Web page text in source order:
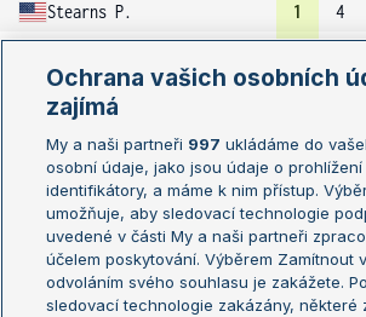
Stearns P.
1
4
Tararudee L.
Tagger L.
2
7
29.06.
16:45
1K
Osaka N. (14)
Jacquemot E.
2
0
6
1
29.06. 16:30 1K
Liu C.
Vandewinkel H.
2
1
4
6
Ochrana vašich osobních
zajímá
My a naši partneři 997 ukládáme do
osobní údaje, jako jsou údaje o
identifikátory, a máme k nim přístup.
umožňuje, aby sledovací technologie
uvedené v části My a naši partneři
účelem poskytování. Výběrem Zamítnout
odvoláním svého souhlasu je zakážete.
sledovací technologie zakázány, některé